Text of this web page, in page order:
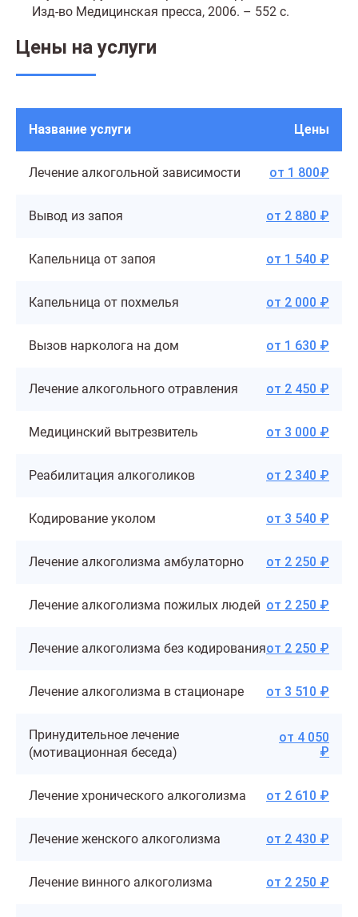
Изд-во Медицинская пресса, 2006. – 552 с.
Цены на услуги
Название услуги Цены
Лечение алкогольной зависимости от 1 800₽
Вывод из запоя от 2 880 ₽
Капельница от запоя от 1 540 ₽
Капельница от похмелья от 2 000 ₽
Вызов нарколога на дом от 1 630 ₽
Лечение алкогольного отравления от 2 450 ₽
Медицинский вытрезвитель от 3 000 ₽
Реабилитация алкоголиков от 2 340 ₽
Кодирование уколом от 3 540 ₽
Лечение алкоголизма амбулаторно от 2 250 ₽
Лечение алкоголизма пожилых людей от 2 250 ₽
Лечение алкоголизма без кодированияот 2 250 ₽
Лечение алкоголизма в стационаре от 3 510 ₽
Принудительное лечение
(мотивационная беседа)
от 4 050
₽
Лечение хронического алкоголизма от 2 610 ₽
Лечение женского алкоголизма от 2 430 ₽
Лечение винного алкоголизма от 2 250 ₽